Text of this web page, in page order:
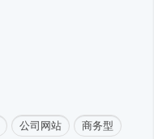
公司网站 商务型